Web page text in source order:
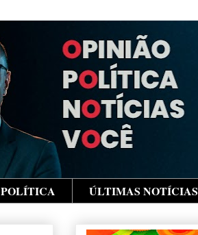
POLÍTICA ÚLTIMAS NOTÍCIAS